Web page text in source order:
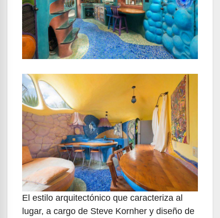
El estilo arquitectónico que caracteriza al
lugar, a cargo de Steve Kornher y diseño de